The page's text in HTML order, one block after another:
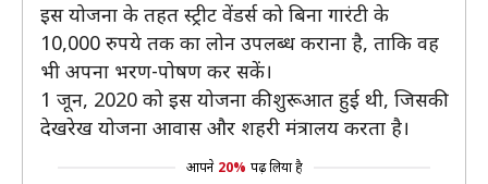
इस योजना के तहत स्ट्रीट वेंडर्स को बिना गारंटी के
10,000 रुपये तक का लोन उपलब्ध कराना है, ताकि वह
भी अपना भरण-पोषण कर सकें।
1 जून, 2020 को इस योजना की शुरूआत हुई थी, जिसकी
देखरेख योजना आवास और शहरी मंत्रालय करता है।
आपने 20% पढ़ लिया है